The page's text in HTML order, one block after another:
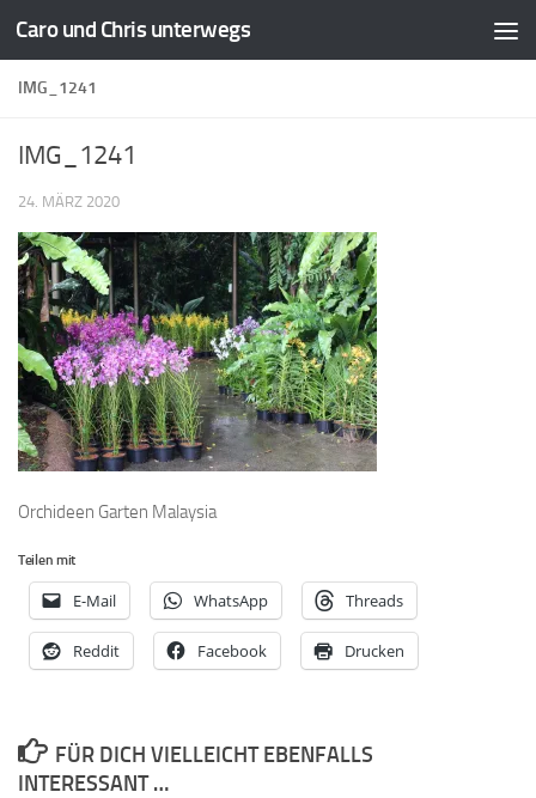
Zum Inhalt springen
Caro und Chris unterwegs
IMG_1241
IMG_1241
24. MÄRZ 2020
Orchideen Garten Malaysia
Teilen mit
E-Mail WhatsApp Threads
Reddit Facebook Drucken
FÜR DICH VIELLEICHT EBENFALLS
INTERESSANT …